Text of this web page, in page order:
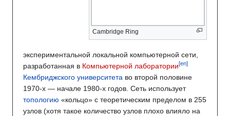
Cambridge Ring
экспериментальной локальной компьютерной сети,
разработанная в Компьютерной лаборатории[en]
Кембриджского университета во второй половине
1970-х — начале 1980-х годов. Сеть использует
топологию «кольцо» с теоретическим пределом в 255
узлов (хотя такое количество узлов плохо влияло на